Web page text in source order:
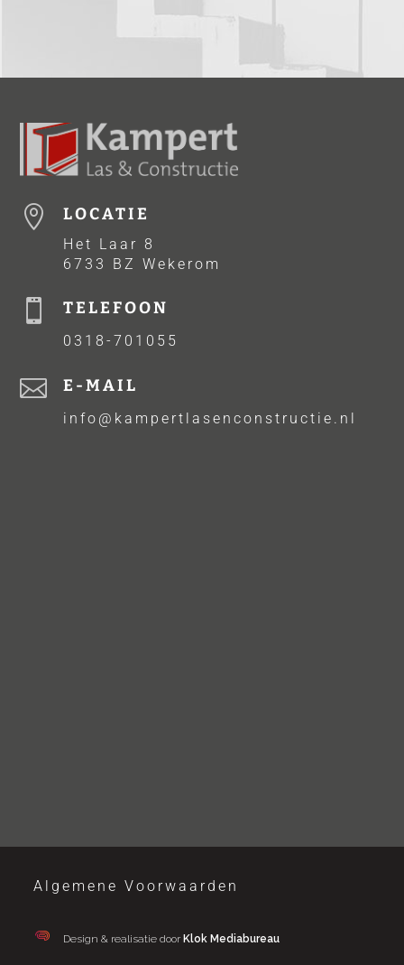
 LOCATIE
Het Laar 8
6733 BZ Wekerom
 TELEFOON
0318-701055
 E-MAIL
info@kampertlasenconstructie.nl
Algemene Voorwaarden
Design & realisatie door Klok Mediabureau